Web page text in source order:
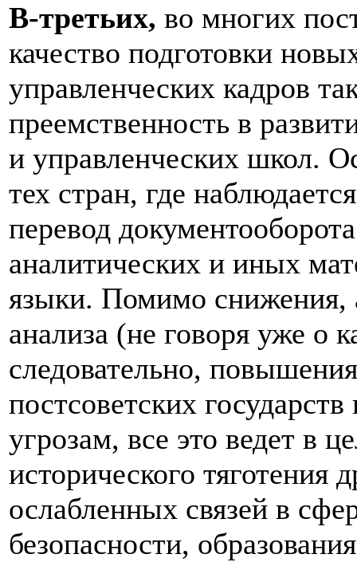
В-третьих, во многих
качество подготовки
управленческих кадров
преемственность в
и управленческих школ.
тех стран, где
перевод
аналитических и иных
языки. Помимо снижения,
анализа (не говоря уже о
следовательно,
постсоветских
угрозам, все это ведет в
исторического тяготения
ослабленных связей в
безопасности,